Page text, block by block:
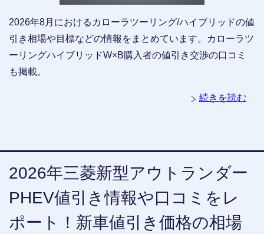
2026年8月におけるカローラツーリング/ハイブリッドの値
引き相場や目標などの情報をまとめています。カローラツ
ーリングハイブリッドW×B購入者の値引き交渉の口コミ
も掲載。
続きを読む
2026年三菱新型アウトランダー
PHEV値引き情報や口コミをレ
ポート！新車値引き価格の相場